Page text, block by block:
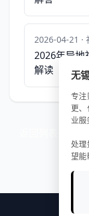
2026-04-21 ·
2026年异地
解读
无
专注
更、
业服
处
望能